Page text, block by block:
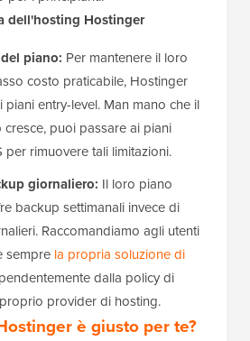
dell'hosting Hostinger
piano: Per mantenere il loro
costo praticabile, Hostinger
piani entry-level. Man mano che il
puoi passare ai piani
per rimuovere tali limitazioni.
giornaliero: Il loro piano
backup settimanali invece di
Raccomandiamo agli utenti
sempre la propria soluzione di
dalla policy di
provider di hosting.
è giusto per te?